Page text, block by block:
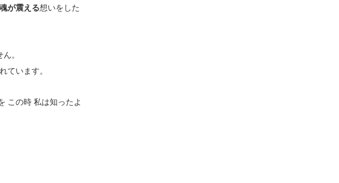
魂が震える想いをした
。
ています。
この時 私は知ったよ